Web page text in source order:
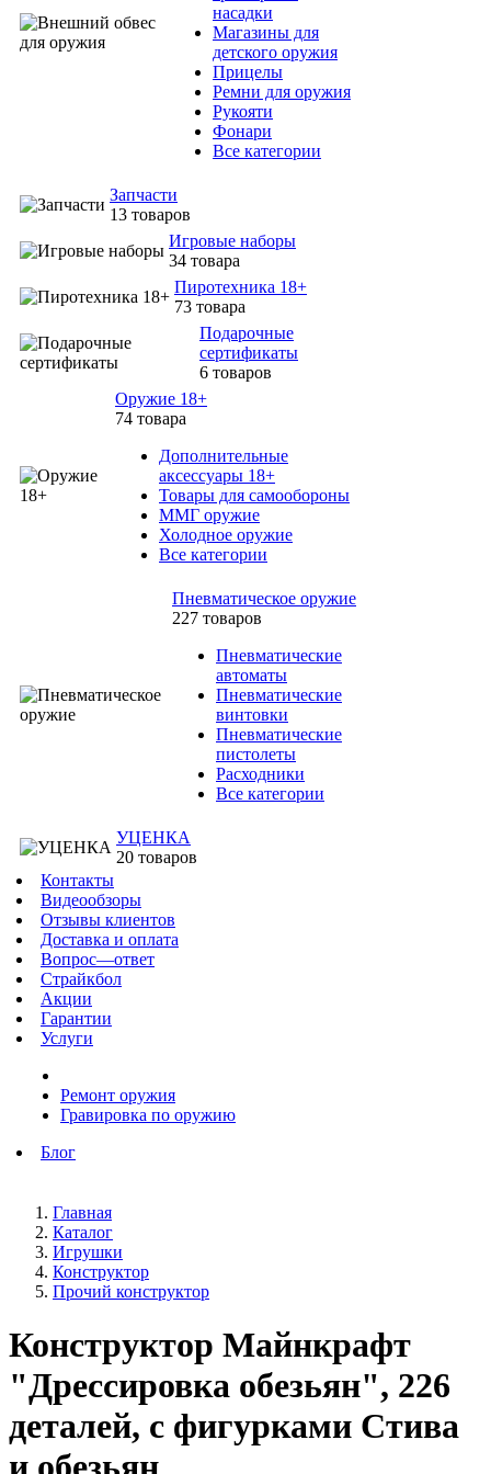
насадки
Магазины для
детского оружия
Прицелы
Ремни для оружия
Рукояти
Фонари
Все категории
Запчасти
13 товаров
Игровые наборы
34 товара
Пиротехника 18+
73 товара
Подарочные
сертификаты
6 товаров
Оружие 18+
74 товара
Дополнительные
аксессуары 18+
Товары для самообороны
ММГ оружие
Холодное оружие
Все категории
Пневматическое оружие
227 товаров
Пневматические
автоматы
Пневматические
винтовки
Пневматические
пистолеты
Расходники
Все категории
УЦЕНКА
20 товаров
Контакты
Видеообзоры
Отзывы клиентов
Доставка и оплата
Вопрос—ответ
Страйкбол
Акции
Гарантии
Услуги
Ремонт оружия
Гравировка по оружию
Блог
Главная
Каталог
Игрушки
Конструктор
Прочий конструктор
Конструктор Майнкрафт
"Дрессировка обезьян", 226
деталей, с фигурками Стива